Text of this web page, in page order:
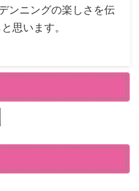
ンニングの楽しさを伝
思います。